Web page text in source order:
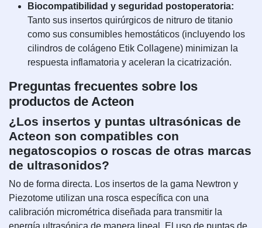
Biocompatibilidad y seguridad postoperatoria:
Tanto sus insertos quirúrgicos de nitruro de titanio
como sus consumibles hemostáticos (incluyendo los
cilindros de colágeno Etik Collagene) minimizan la
respuesta inflamatoria y aceleran la cicatrización.
Preguntas frecuentes sobre los
productos de Acteon
¿Los insertos y puntas ultrasónicas de
Acteon son compatibles con
negatoscopios o roscas de otras marcas
de ultrasonidos?
No de forma directa. Los insertos de la gama Newtron y
Piezotome utilizan una rosca específica con una
calibración micrométrica diseñada para transmitir la
energía ultrasónica de manera lineal. El uso de puntas de